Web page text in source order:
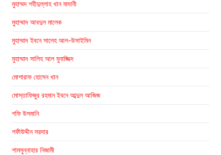
মুহাম্মদ শহীদুল্লাহ খান মাদানী
মুহাম্মাদ আবদুল মালেক
মুহাম্মাদ ইবনে সালেহ আল-উসাইমিন
মুহাম্মাদ সালিহ আল মুনাজ্জিদ
মোশারাফ হোসেন খান
মোস্তাফিজুর রহমান ইবনে আব্দুল আজিজ
শফি উসমানি
শফীউদ্দীন সরদার
শামসুন্নাহার নিজামী